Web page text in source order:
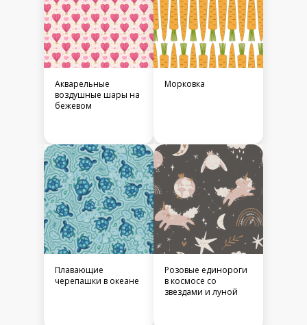
Акварельные
воздушные шары на
бежевом
Морковка
Плавающие
черепашки в океане
Розовые единороги
в космосе со
звездами и луной